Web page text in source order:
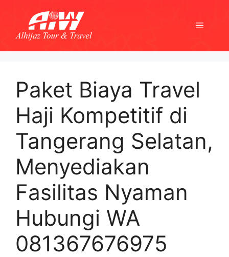
content
Menu
Paket Biaya Travel
Haji Kompetitif di
Tangerang Selatan,
Menyediakan
Fasilitas Nyaman
Hubungi WA
081367676975